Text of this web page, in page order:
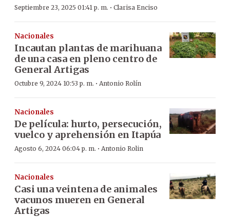
Septiembre 23, 2025 01:41 p. m. · Clarisa Enciso
Nacionales
Incautan plantas de marihuana
de una casa en pleno centro de
General Artigas
Octubre 9, 2024 10:53 p. m. · Antonio Rolín
Nacionales
De película: hurto, persecución,
vuelco y aprehensión en Itapúa
Agosto 6, 2024 06:04 p. m. · Antonio Rolin
Nacionales
Casi una veintena de animales
vacunos mueren en General
Artigas